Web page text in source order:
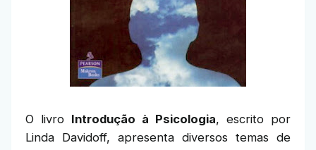
O livro Introdução à Psicologia, escrito por
Linda Davidoff, apresenta diversos temas de